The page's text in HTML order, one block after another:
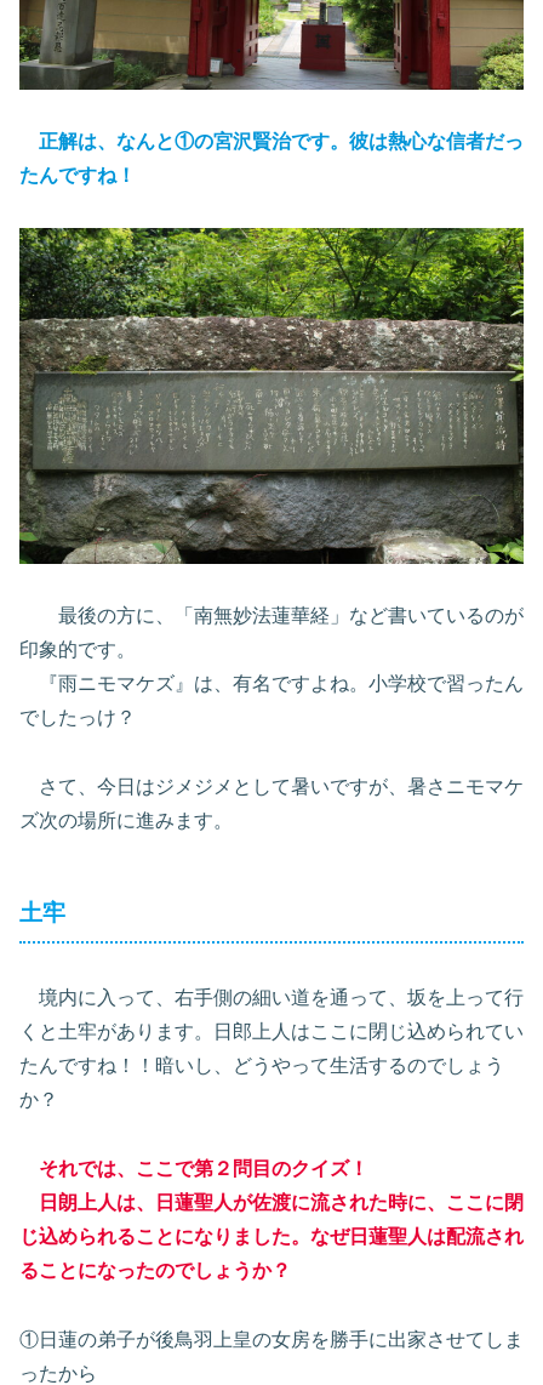
正解は、なんと①の宮沢賢治です。彼は熱心な信者だっ
たんですね！
最後の方に、「南無妙法蓮華経」など書いているのが
印象的です。
『雨ニモマケズ』は、有名ですよね。小学校で習ったん
でしたっけ？
さて、今日はジメジメとして暑いですが、暑さニモマケ
ズ次の場所に進みます。
土牢
境内に入って、右手側の細い道を通って、坂を上って行
くと土牢があります。日郎上人はここに閉じ込められてい
たんですね！！暗いし、どうやって生活するのでしょう
か？
それでは、ここで第２問目のクイズ！
日朗上人は、日蓮聖人が佐渡に流された時に、ここに閉
じ込められることになりました。なぜ日蓮聖人は配流され
ることになったのでしょうか？
①日蓮の弟子が後鳥羽上皇の女房を勝手に出家させてしま
ったから